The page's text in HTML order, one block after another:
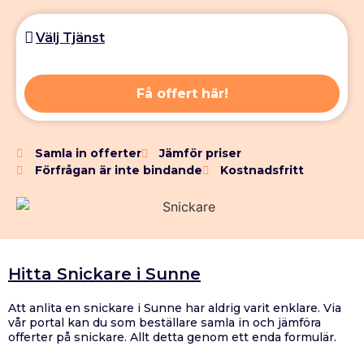
Få offert här!
Samla in offerter
Jämför priser
Förfrågan är inte bindande
Kostnadsfritt
Hitta Snickare i Sunne
Att anlita en snickare i Sunne har aldrig varit enklare. Via
vår portal kan du som beställare samla in och jämföra
offerter på snickare. Allt detta genom ett enda formulär.